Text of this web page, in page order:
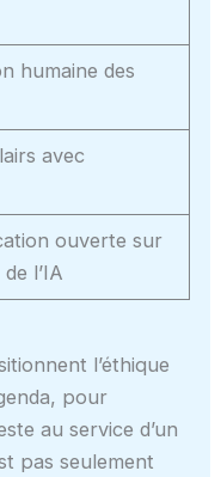
humaine des
avec
ouverte sur
l’IA
l’éthique
pour
au service d’un
pas seulement